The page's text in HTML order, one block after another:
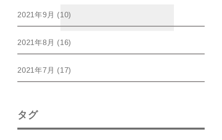
2021年9月 (10)
2021年8月 (16)
2021年7月 (17)
タグ